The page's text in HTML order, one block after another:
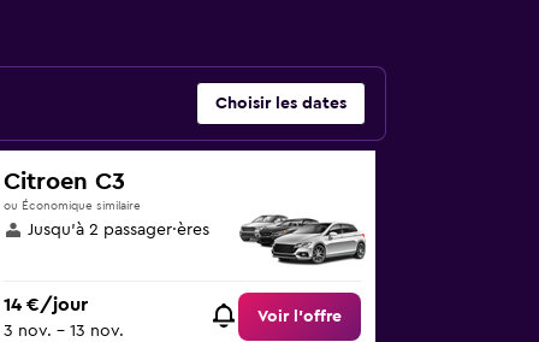
Choisir les dates
Citroen C3
ou Économique similaire
Jusqu’à 2 passager·ères
14 €/jour
3 nov. - 13 nov.
Voir l’offre